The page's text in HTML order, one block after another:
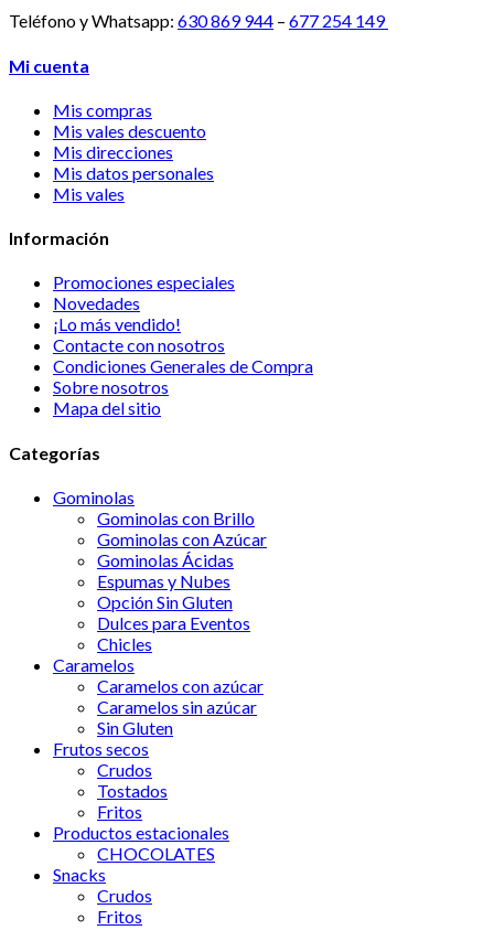
Teléfono y Whatsapp: 630 869 944 – 677 254 149
Mi cuenta
Mis compras
Mis vales descuento
Mis direcciones
Mis datos personales
Mis vales
Información
Promociones especiales
Novedades
¡Lo más vendido!
Contacte con nosotros
Condiciones Generales de Compra
Sobre nosotros
Mapa del sitio
Categorías
Gominolas
Gominolas con Brillo
Gominolas con Azúcar
Gominolas Ácidas
Espumas y Nubes
Opción Sin Gluten
Dulces para Eventos
Chicles
Caramelos
Caramelos con azúcar
Caramelos sin azúcar
Sin Gluten
Frutos secos
Crudos
Tostados
Fritos
Productos estacionales
CHOCOLATES
Snacks
Crudos
Fritos